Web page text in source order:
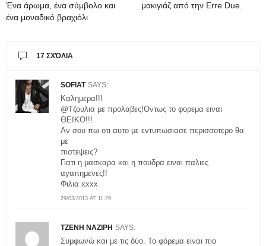
Ένα άρωμα, ένα σύμβολο και
ένα μοναδικό βραχιόλι
μακιγιάζ από την Erre Due.
17 ΣΧΌΛΙΑ
SOFIAT SAYS:
29/03/2013 AT 11:29
Καλημερα!!!
@Τζουλια με προλαβες!Οντως το φορεμα ειναι
ΘΕΙΚΟ!!!
Αν σου πω οτι αυτο με εντυπωσιασε περισσοτερο θα
με
πιστεψεις?
Γιατι η μασκαρα και η πουδρα ειναι παλιες
αγαπημενες!!
Φιλια xxxx
TZENH ΝΑΖΙΡΗ SAYS:
Συμφωνώ και με τις δύο. Το φόρεμα είναι πιο